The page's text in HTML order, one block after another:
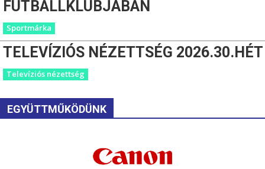
FUTBALLKLUBJÁBAN
Sportmárka
TELEVÍZIÓS NÉZETTSÉG 2026.30.HÉT
Televíziós nézettség
EGYÜTTMŰKÖDÜNK